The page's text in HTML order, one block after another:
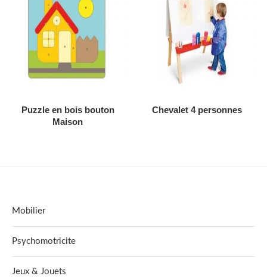
AJOUTER AU DEVIS
Puzzle en bois bouton
Maison
AJOUTER AU DEVIS
Chevalet 4 personnes
Mobilier
Psychomotricite
Jeux & Jouets